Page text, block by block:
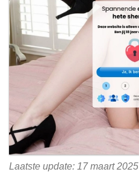
Laatste update: 17 maart 2025